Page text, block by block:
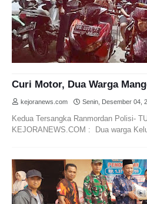
Curi Motor, Dua Warga
kejoranews.com Senin, Desember 04,
Kedua Tersangka Ranmordan Polisi-
KEJORANEWS.COM : Dua warga